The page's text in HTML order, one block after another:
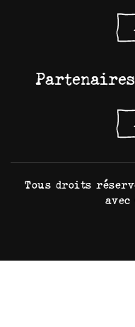
Tous droits